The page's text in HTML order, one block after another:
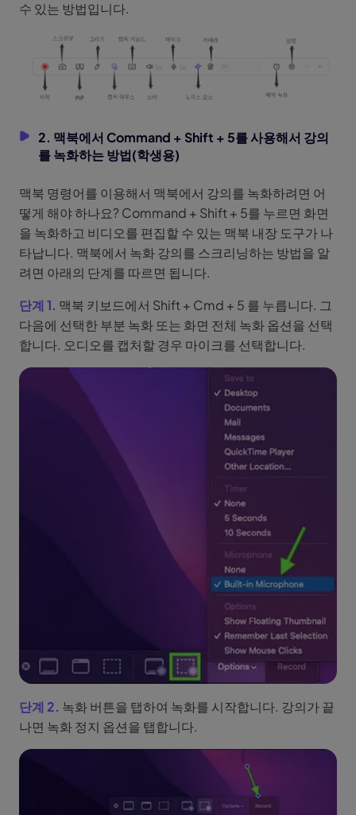
수 있는 방법입니다.
2. 맥북에서 Command + Shift + 5를 사용해서 강의
를 녹화하는 방법(학생용)
맥북 명령어를 이용해서 맥북에서 강의를 녹화하려면 어
떻게 해야 하나요? Command + Shift + 5를 누르면 화면
을 녹화하고 비디오를 편집할 수 있는 맥북 내장 도구가 나
타납니다. 맥북에서 녹화 강의를 스크리닝하는 방법을 알
려면 아래의 단계를 따르면 됩니다.
단계 1. 맥북 키보드에서 Shift + Cmd + 5 를 누릅니다. 그
다음에 선택한 부분 녹화 또는 화면 전체 녹화 옵션을 선택
합니다. 오디오를 캡처할 경우 마이크를 선택합니다.
단계 2. 녹화 버튼을 탭하여 녹화를 시작합니다. 강의가 끝
나면 녹화 정지 옵션을 탭합니다.